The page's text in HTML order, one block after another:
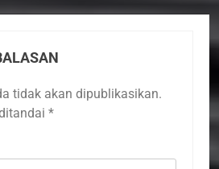
tidak akan dipublikasikan.
*